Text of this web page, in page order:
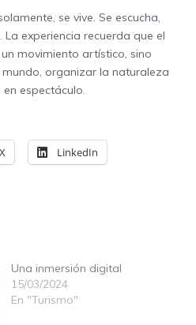
se vive. Se escucha,
experiencia recuerda que el
movimiento artístico, sino
organizar la naturaleza
espectáculo.
X LinkedIn
Una inmersión digital
15/03/2024
En "Turismo"